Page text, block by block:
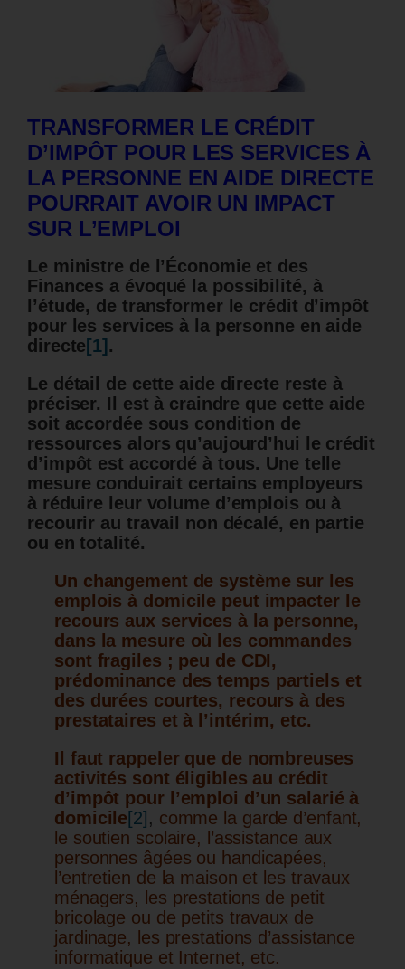
TRANSFORMER LE CRÉDIT
D’IMPÔT POUR LES SERVICES À
LA PERSONNE EN AIDE DIRECTE
POURRAIT AVOIR UN IMPACT
SUR L’EMPLOI
Le ministre de l’Économie et des
Finances a évoqué la possibilité, à
l’étude, de transformer le crédit d’impôt
pour les services à la personne en aide
directe [1] .
Le détail de cette aide directe reste à
préciser. Il est à craindre que cette aide
soit accordée sous condition de
ressources alors qu’aujourd’hui le crédit
d’impôt est accordé à tous. Une telle
mesure conduirait certains employeurs
à réduire leur volume d’emplois ou à
recourir au travail non décalé, en partie
ou en totalité.
Un changement de système sur les
emplois à domicile peut impacter le
recours aux services à la personne,
dans la mesure où les commandes
sont fragiles ; peu de CDI,
prédominance des temps partiels et
des durées courtes, recours à des
prestataires et à l’intérim, etc.
Il faut rappeler que d e nombreuses
activités sont éligibles au crédit
d’impôt pour l’emploi d’un salarié à
domicile[2] , comme la garde d’enfant,
le soutien scolaire, l’assistance aux
personnes âgées ou handicapées,
l’entretien de la maison et les travaux
ménagers, les prestations de petit
bricolage ou de petits travaux de
jardinage, les prestations d’assistance
informatique et Internet, etc.